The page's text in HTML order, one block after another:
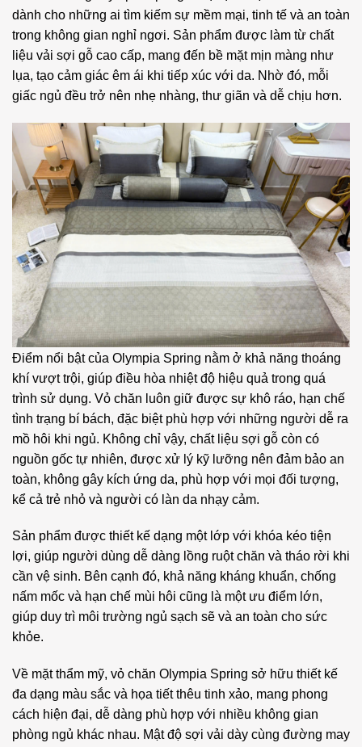
dành cho những ai tìm kiếm sự mềm mại, tinh tế và an toàn
trong không gian nghỉ ngơi. Sản phẩm được làm từ chất
liệu vải sợi gỗ cao cấp, mang đến bề mặt mịn màng như
lụa, tạo cảm giác êm ái khi tiếp xúc với da. Nhờ đó, mỗi
giấc ngủ đều trở nên nhẹ nhàng, thư giãn và dễ chịu hơn.
Điểm nổi bật của Olympia Spring nằm ở khả năng thoáng
khí vượt trội, giúp điều hòa nhiệt độ hiệu quả trong quá
trình sử dụng. Vỏ chăn luôn giữ được sự khô ráo, hạn chế
tình trạng bí bách, đặc biệt phù hợp với những người dễ ra
mồ hôi khi ngủ. Không chỉ vậy, chất liệu sợi gỗ còn có
nguồn gốc tự nhiên, được xử lý kỹ lưỡng nên đảm bảo an
toàn, không gây kích ứng da, phù hợp với mọi đối tượng,
kể cả trẻ nhỏ và người có làn da nhạy cảm.
Sản phẩm được thiết kế dạng một lớp với khóa kéo tiện
lợi, giúp người dùng dễ dàng lồng ruột chăn và tháo rời khi
cần vệ sinh. Bên cạnh đó, khả năng kháng khuẩn, chống
nấm mốc và hạn chế mùi hôi cũng là một ưu điểm lớn,
giúp duy trì môi trường ngủ sạch sẽ và an toàn cho sức
khỏe.
Về mặt thẩm mỹ, vỏ chăn Olympia Spring sở hữu thiết kế
đa dạng màu sắc và họa tiết thêu tinh xảo, mang phong
cách hiện đại, dễ dàng phù hợp với nhiều không gian
phòng ngủ khác nhau. Mật độ sợi vải dày cùng đường may